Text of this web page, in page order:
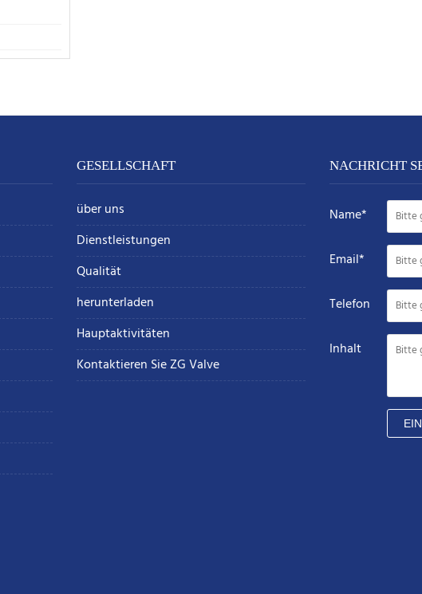
GESELLSCHAFT
über uns
Dienstleistungen
Qualität
herunterladen
Hauptaktivitäten
Kontaktieren Sie ZG Valve
NACHRICHT
Name*
Email*
Telefon
Inhalt